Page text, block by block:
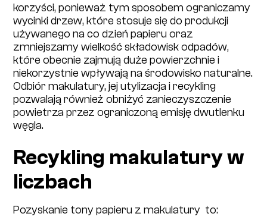
korzyści, ponieważ tym sposobem ograniczamy
wycinki drzew, które stosuje się do produkcji
używanego na co dzień papieru oraz
zmniejszamy wielkość składowisk odpadów,
które obecnie zajmują duże powierzchnie i
niekorzystnie wpływają na środowisko naturalne.
Odbiór makulatury, jej utylizacja i recykling
pozwalają również obniżyć zanieczyszczenie
powietrza przez ograniczoną emisję dwutlenku
węgla.
Recykling makulatury w
liczbach
Pozyskanie​ tony papieru z makulatury ​ to: